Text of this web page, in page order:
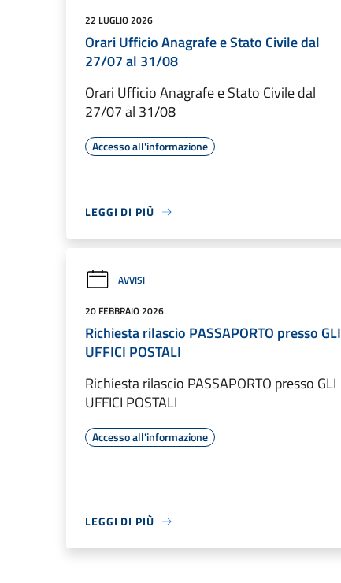
22 LUGLIO 2026
Orari Ufficio Anagrafe e Stato Civile dal
27/07 al 31/08
Orari Ufficio Anagrafe e Stato Civile dal
27/07 al 31/08
Accesso all'informazione
LEGGI DI PIÙ
AVVISI
20 FEBBRAIO 2026
Richiesta rilascio PASSAPORTO presso GLI
UFFICI POSTALI
Richiesta rilascio PASSAPORTO presso GLI
UFFICI POSTALI
Accesso all'informazione
LEGGI DI PIÙ